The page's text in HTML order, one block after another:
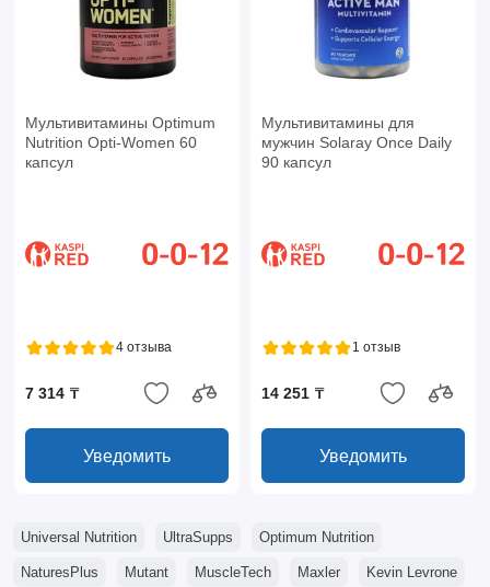
Мультивитамины Optimum
Nutrition Opti-Women 60
капсул
4 отзыва
7 314 ₸
Уведомить
Мультивитамины для
мужчин Solaray Once Daily
90 капсул
1 отзыв
14 251 ₸
Уведомить
Universal Nutrition UltraSupps Optimum Nutrition
NaturesPlus Mutant MuscleTech Maxler Kevin Levrone